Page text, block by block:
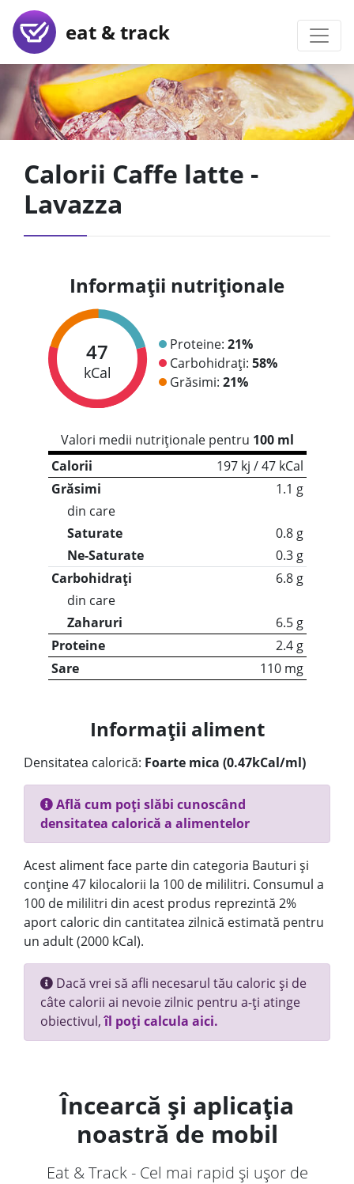
eat & track
Calorii Caffe latte -
Lavazza
Informații nutriționale
47
kCal
Proteine: 21%
Carbohidrați: 58%
Grăsimi: 21%
Valori medii nutriționale pentru 100 ml
Calorii
197 kj / 47 kCal
Grăsimi
1.1 g
din care
Saturate
0.8 g
Ne-Saturate
0.3 g
Carbohidrați
6.8 g
din care
Zaharuri
6.5 g
Proteine
2.4 g
Sare
110 mg
Informații aliment
Densitatea calorică: Foarte mica (0.47kCal/ml)
Află cum poți slăbi cunoscând
densitatea calorică a alimentelor
Acest aliment face parte din categoria Bauturi și
conține 47 kilocalorii la 100 de mililitri. Consumul a
100 de mililitri din acest produs reprezintă 2%
aport caloric din cantitatea zilnică estimată pentru
un adult (2000 kCal).
Dacă vrei să afli necesarul tău caloric și de
câte calorii ai nevoie zilnic pentru a-ți atinge
obiectivul,îl poți calcula aici.
Încearcă și aplicația
noastră de mobil
Eat & Track - Cel mai rapid și ușor de